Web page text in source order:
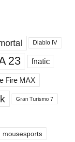
Diablo IV
23 fnatic
Fire MAX
Gran Turismo 7
mousesports